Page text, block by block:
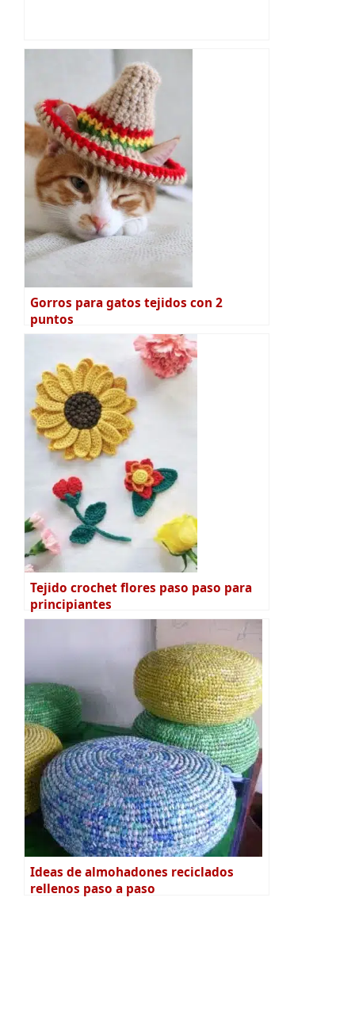
Gorros para gatos tejidos con 2
puntos
Tejido crochet flores paso paso para
principiantes
Ideas de almohadones reciclados
rellenos paso a paso